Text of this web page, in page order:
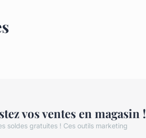
vos ventes en magasin !
soldes gratuites ! Ces outils marketing